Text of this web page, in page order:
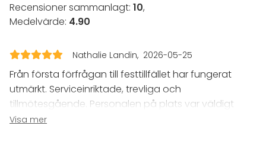
Dansgolv
Möjlighet att spela egen musik
Utrustning
Möbler
Servis
Whiteboard / Blädderblock
Discokula :)
Recensioner sammanlagt: 10,
Medelvärde: 4.90
Nathalie Landin 2026-05-25
Från första förfrågan till festtillfället har fungerat
utmärkt. Serviceinriktade, trevliga och
tillmötesgående. Personalen på plats var väldigt
trevliga. Alla som var med på festen var väldigt
Visa mer